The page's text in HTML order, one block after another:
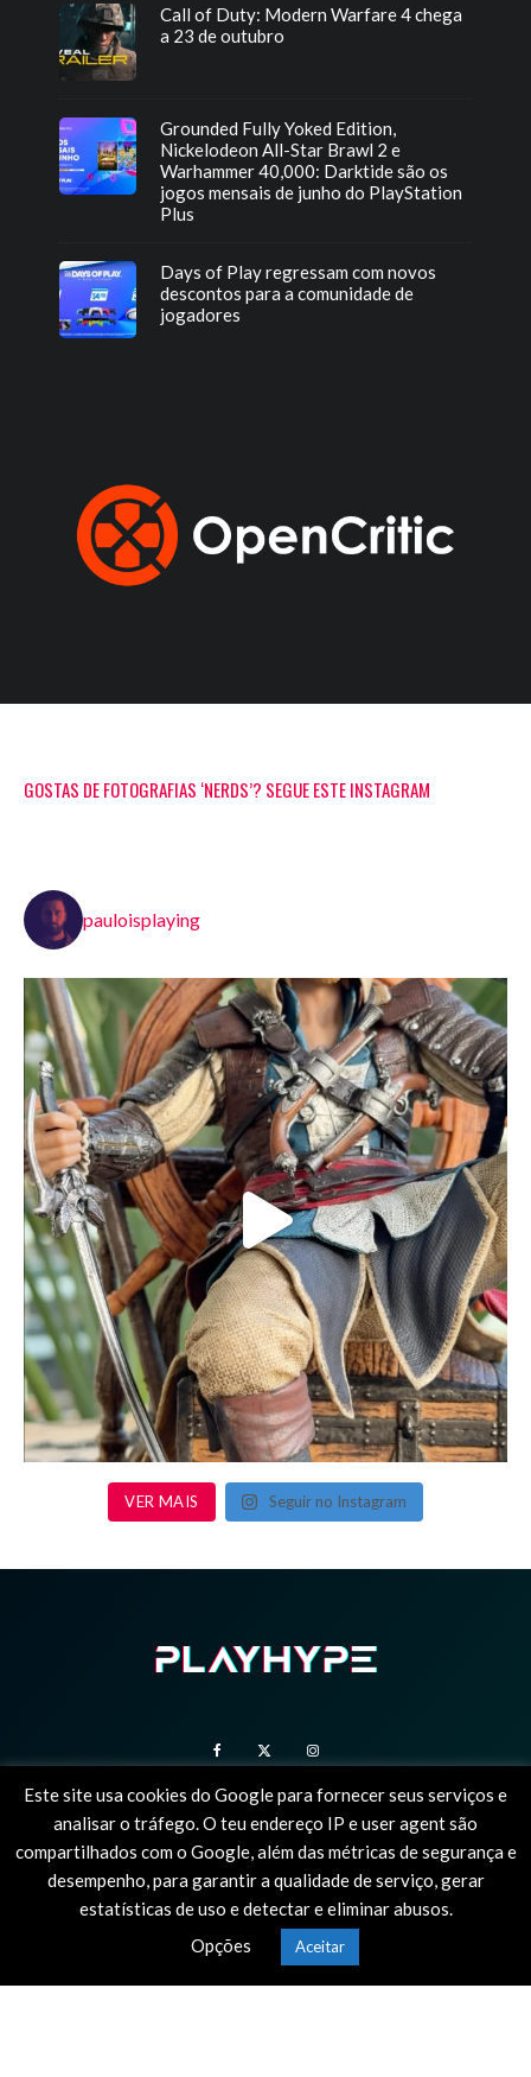
Call of Duty: Modern Warfare 4 chega
a 23 de outubro
Grounded Fully Yoked Edition,
Nickelodeon All-Star Brawl 2 e
Warhammer 40,000: Darktide são os
jogos mensais de junho do PlayStation
Plus
Days of Play regressam com novos
descontos para a comunidade de
jogadores
GOSTAS DE FOTOGRAFIAS ‘NERDS’? SEGUE ESTE INSTAGRAM
pauloisplaying
VER MAIS Seguir no Instagram
SOBRE NÓS ESTATUTO EDITORIAL POLÍTICA DE PRIVACIDADE
© 2025 PlayHype, o único site em portugal dedicado à PlayStation. Todas as
imagens e vídeos são marcas registadas dos seus proprietários.
Este site usa cookies do Google para fornecer seus serviços e
analisar o tráfego. O teu endereço IP e user agent são
compartilhados com o Google, além das métricas de segurança e
desempenho, para garantir a qualidade de serviço, gerar
estatísticas de uso e detectar e eliminar abusos.
Opções
Aceitar